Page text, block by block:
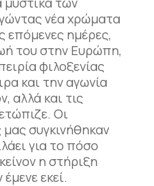
νέα χρώματα
επόμενες ημέρες,
του στην Ευρώπη,
φιλοξενίας
και την αγωνία
αλλά και τις
Οι
συγκινήθηκαν
για το πόσο
η στήριξη
εκεί.